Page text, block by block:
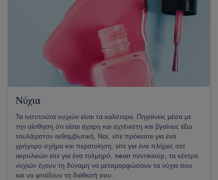
Νύχια
Τα ινστιτούτα νυχιών είναι τα καλύτερα. Πηγαίνεις μέσα με
την αίσθηση ότι είσαι άχαρη και αχτένιστη και βγαίνεις έξω
τουλάχιστον εκθαμβωτική. Ναι, είτε πρόκειται για ένα
γρήγορο σχήμα και περιποίηση, είτε για ένα πλήρες σετ
ακρυλικών είτε για ένα τολμηρό, neon πεντικιούρ, τα κέντρα
νυχιών έχουν τη δύναμη να μεταμορφώσουν τα νύχια σου
και να φτιάξουν τη διάθεσή σου.